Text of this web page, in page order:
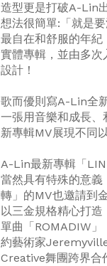
造型更是打破A-Lin
想法很簡單:「就是
最自在和舒服的年
實體專輯，並由多
設計！
歌而優則寫A-Lin全
一張用音樂和成長
新專輯MV展現不同
A-Lin最新專輯「
當然具有特殊的意
轉」的MV也邀請到
以三金規格精心打
單曲「ROMADIW
約藝術家
Creative舞團跨界合